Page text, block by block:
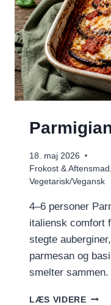
18. maj 2026
Frokost & Aftensmad
Vegetarisk/Vegansk
4–6 personer
italiensk comfort
stegte
parmesan og
smelter
LÆS VIDERE